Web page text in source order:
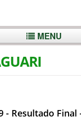
MENU
- Resultado